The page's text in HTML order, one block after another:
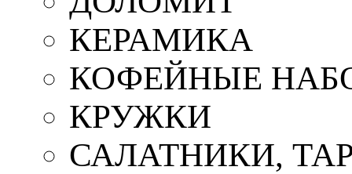
КЕРАМИКА
КОФЕЙНЫЕ
КРУЖКИ
САЛАТНИКИ,